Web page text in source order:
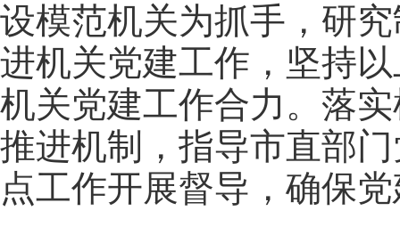
设模范机关为抓手，研
进机关党建工作，坚持
机关党建工作合力。落
推进机制，指导市直部
点工作开展督导，确保